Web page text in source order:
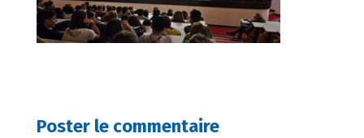
Poster le commentaire